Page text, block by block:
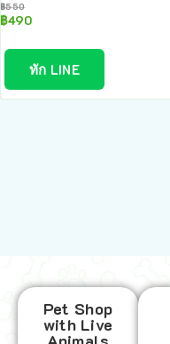
฿550
฿490
ทัก LINE
Pet Shop
with Live